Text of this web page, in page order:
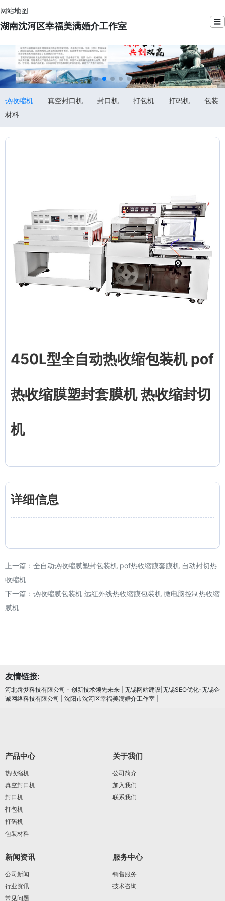
网站地图
湖南沈河区幸福美满婚介工作室 ☰
热收缩机 真空封口机 封口机 打包机 打码机
包装
材料
450L型全自动热收缩包装机 pof
热收缩膜塑封套膜机 热收缩封切
机
详细信息
上一篇： 全自动热收缩膜塑封包装机 pof热收缩膜套膜机 自动封切热
收缩机
下一篇： 热收缩膜包装机 远红外线热收缩膜包装机 微电脑控制热收缩
膜机
友情链接:
河北犇梦科技有限公司 - 创新技术领先未来
无锡网站建设|无锡SEO优化-无锡企
诚网络科技有限公司
沈阳市沈河区幸福美满婚介工作室
产品中心
热收缩机
真空封口机
封口机
打包机
打码机
包装材料
关于我们
公司简介
加入我们
联系我们
新闻资讯
公司新闻
行业资讯
常见问题
服务中心
销售服务
技术咨询